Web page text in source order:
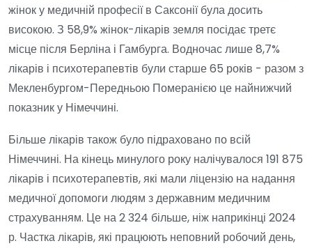
жінок у медичній професії в Саксонії була досить
високою. З 58,9% жінок-лікарів земля посідає третє
місце після Берліна і Гамбурга. Водночас лише 8,7%
лікарів і психотерапевтів були старше 65 років - разом з
Мекленбургом-Передньою Померанією це найнижчий
показник у Німеччині.
Більше лікарів також було підраховано по всій
Німеччині. На кінець минулого року налічувалося 191 875
лікарів і психотерапевтів, які мали ліцензію на надання
медичної допомоги людям з державним медичним
страхуванням. Це на 2 324 більше, ніж наприкінці 2024
р. Частка лікарів, які працюють неповний робочий день,